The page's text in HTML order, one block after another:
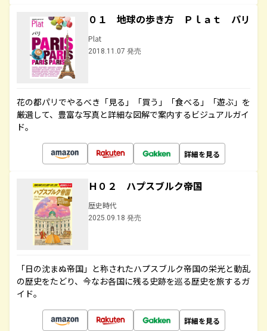
０１ 地球の歩き方 Ｐｌａｔ パリ
Plat
2018.11.07 発売
花の都パリでやるべき「見る」「買う」「食べる」「遊ぶ」を
厳選して、豊富な写真と詳細な図解で案内するビジュアルガイ
ド。
詳細を見る
Ｈ０２ ハプスブルク帝国
歴史時代
2025.09.18 発売
「日の沈まぬ帝国」と称されたハプスブルク帝国の栄光と動乱
の歴史をたどり、今なお各国に残る史跡を巡る歴史を旅するガ
イド。
詳細を見る